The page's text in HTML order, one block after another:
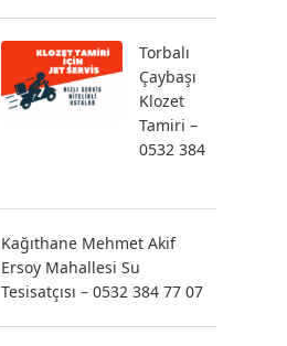
Torbalı
Çaybaşı
Klozet
Tamiri –
0532 384
Kağıthane Mehmet Akif
Ersoy Mahallesi Su
Tesisatçısı – 0532 384 77 07